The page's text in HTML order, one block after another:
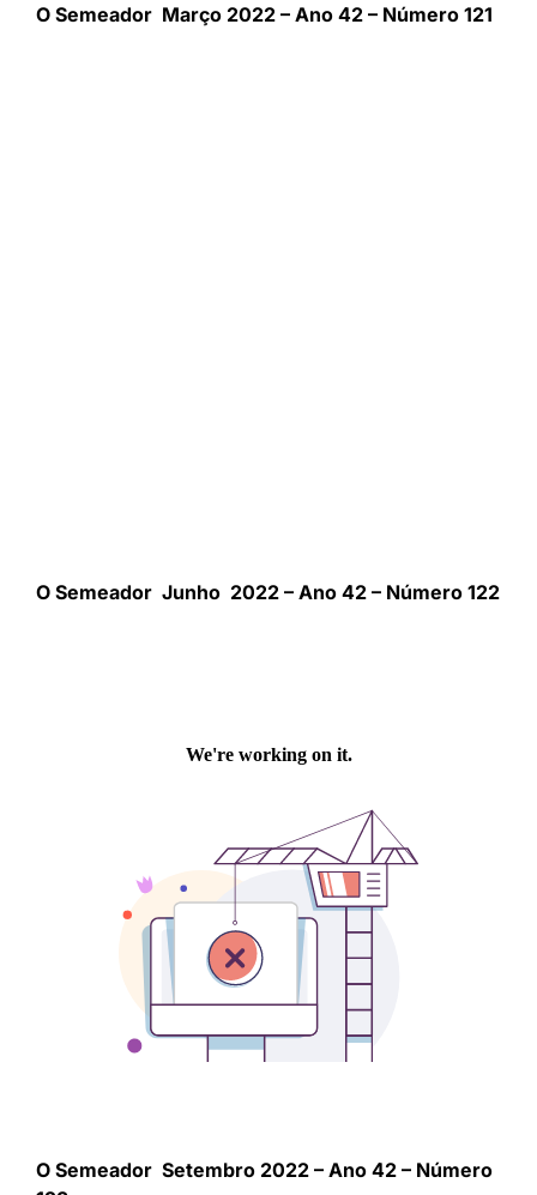
O Semeador Março 2022 – Ano 42 – Número 121
O Semeador Junho 2022 – Ano 42 – Número 122
O Semeador Setembro 2022 – Ano 42 – Número